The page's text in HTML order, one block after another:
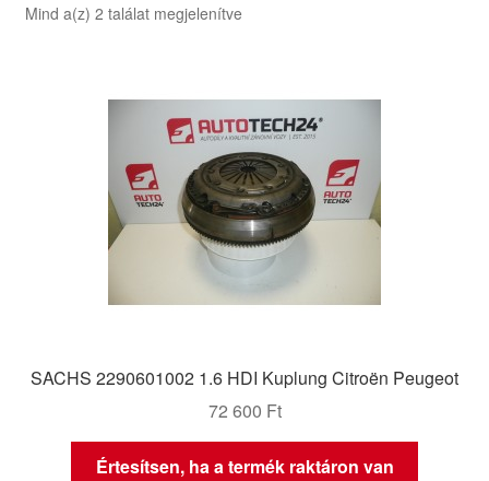
Szekér
Mind a(z) 2 találat megjelenítveSorted
SACHS 2290601002 1.6 HDI Kuplung Citroën Peugeot
72 600 Ft
Értesítsen, ha a termék raktáron van